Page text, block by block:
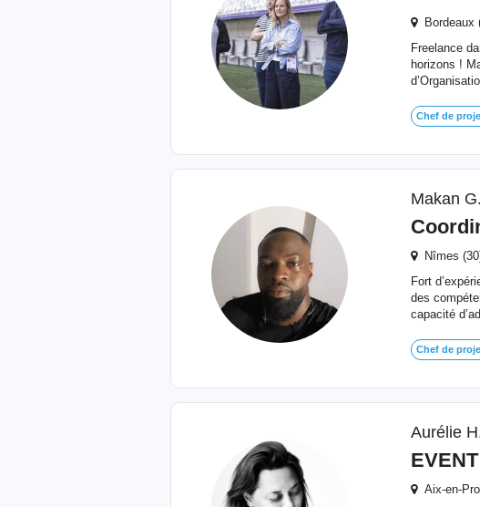
Freelance
horizons !
Chef de
Makan G.
Nîmes
Fort
des
capacité
Chef de
Aurélie
Aix-en-